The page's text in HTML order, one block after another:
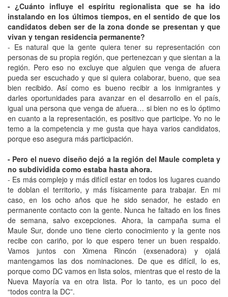
- ¿Cuánto influye el espíritu regionalista que se ha ido
instalando en los últimos tiempos, en el sentido de que los
candidatos deben ser de la zona donde se presentan y que
vivan y tengan residencia permanente?
- Es natural que la gente quiera tener su representación con
personas de su propia región, que pertenezcan y que sientan a la
región. Pero eso no excluye que alguien que venga de afuera
pueda ser escuchado y que si quiera colaborar, bueno, que sea
bien recibido. Así como es bueno recibir a los inmigrantes y
darles oportunidades para avanzar en el desarrollo en el país,
igual una persona que venga de afuera… si bien no es lo óptimo
en cuanto a la representación, es positivo que participe. Yo no le
temo a la competencia y me gusta que haya varios candidatos,
porque eso asegura más participación.
- Pero el nuevo diseño dejó a la región del Maule completa y
no subdividida como estaba hasta ahora.
- Es más complejo y más difícil estar en todos los lugares cuando
te doblan el territorio, y más físicamente para trabajar. En mi
caso, en los ocho años que he sido senador, he estado en
permanente contacto con la gente. Nunca he faltado en los fines
de semana, salvo excepciones. Ahora, la campaña suma el
Maule Sur, donde uno tiene cierto conocimiento y la gente nos
recibe con cariño, por lo que espero tener un buen respaldo.
Vamos juntos con Ximena Rincón (exsenadora) y ojalá
mantengamos las dos nominaciones. De que es difícil, lo es,
porque como DC vamos en lista solos, mientras que el resto de la
Nueva Mayoría va en otra lista. Por lo tanto, es un poco del
“todos contra la DC”.